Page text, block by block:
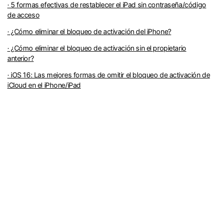
· 5 formas efectivas de restablecer el iPad sin contraseña/código
de acceso
· ¿Cómo eliminar el bloqueo de activación del iPhone?
· ¿Cómo eliminar el bloqueo de activación sin el propietario
anterior?
· iOS 16: Las mejores formas de omitir el bloqueo de activación de
iCloud en el iPhone/iPad